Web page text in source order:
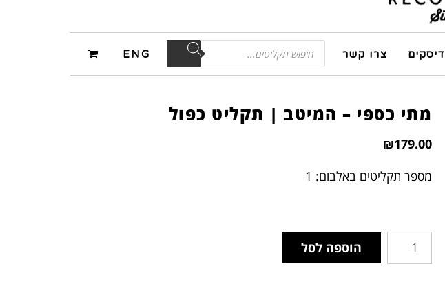
דיסקים צרו קשר ENG
מתי כספי – המיטב | תקליט כפול
₪179.00
מספר תקליטים באלבום: 1
הוספה לסל